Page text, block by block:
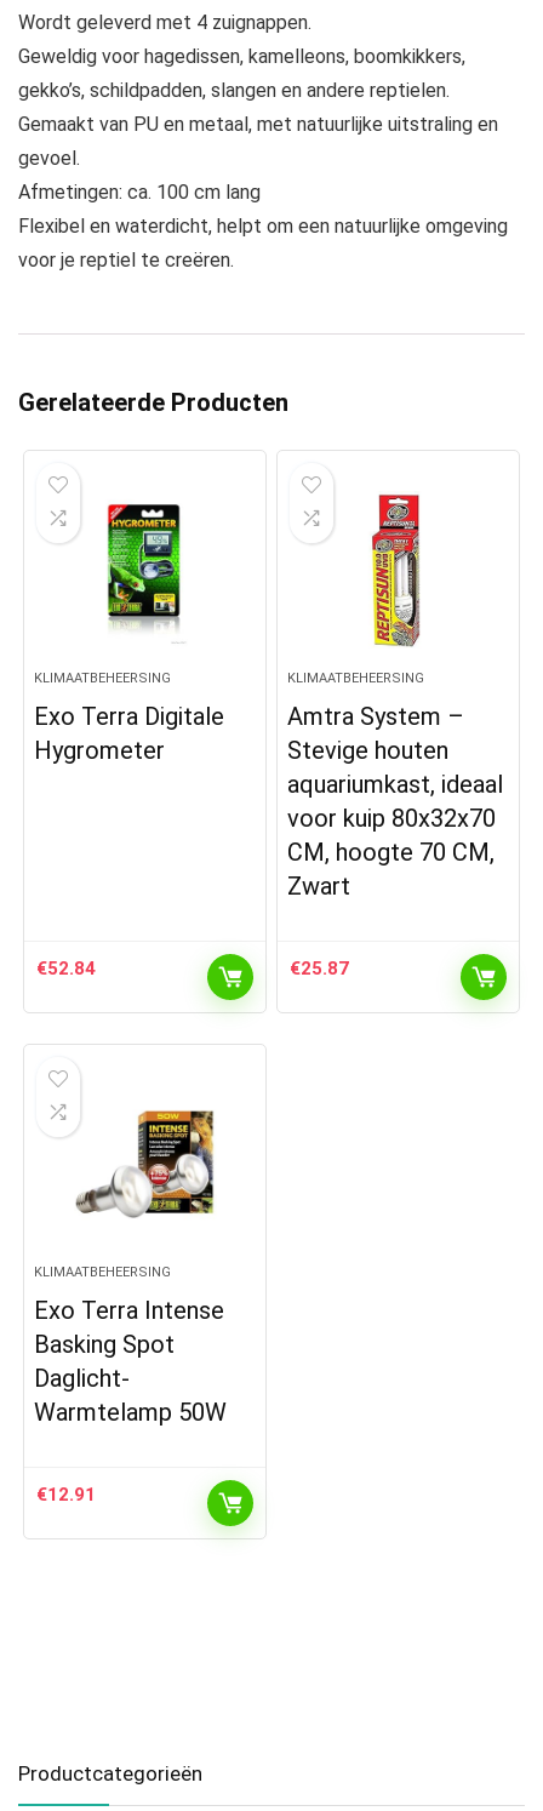
Wordt geleverd met 4 zuignappen.
Geweldig voor hagedissen, kamelleons, boomkikkers,
gekko’s, schildpadden, slangen en andere reptielen.
Gemaakt van PU en metaal, met natuurlijke uitstraling en
gevoel.
Afmetingen: ca. 100 cm lang
Flexibel en waterdicht, helpt om een natuurlijke omgeving
voor je reptiel te creëren.
Gerelateerde Producten
KLIMAATBEHEERSING
Exo Terra Digitale
Hygrometer
€52.84
KLIMAATBEHEERSING
Amtra System –
Stevige houten
aquariumkast, ideaal
voor kuip 80x32x70
CM, hoogte 70 CM,
Zwart
€25.87
KLIMAATBEHEERSING
Exo Terra Intense
Basking Spot
Daglicht-
Warmtelamp 50W
€12.91
Productcategorieën